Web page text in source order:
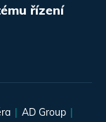
řízení
AD Group